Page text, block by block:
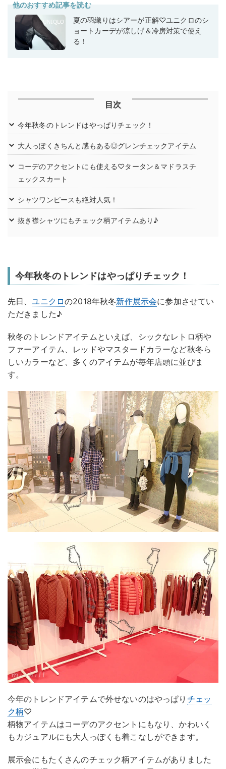
他のおすすめ記事を読む
夏の羽織りはシアーが正解♡ユニクロのシ
ョートカーデが涼しげ＆冷房対策で使え
る！
目次
今年秋冬のトレンドはやっぱりチェック！
大人っぽくきちんと感もある◎グレンチェックアイテム
コーデのアクセントにも使える♡タータン＆マドラスチ
ェックスカート
シャツワンピースも絶対人気！
抜き襟シャツにもチェック柄アイテムあり♪
今年秋冬のトレンドはやっぱりチェック！
先日、ユニクロの2018年秋冬新作展示会に参加させてい
ただきました♪
秋冬のトレンドアイテムといえば、シックなレトロ柄や
ファーアイテム、レッドやマスタードカラーなど秋冬ら
しいカラーなど、多くのアイテムが毎年店頭に並びま
す。
今年のトレンドアイテムで外せないのはやっぱり チェッ
ク柄♡
柄物アイテムはコーデのアクセントにもなり、かわいく
もカジュアルにも大人っぽくも着こなしができます。
展示会にもたくさんのチェック柄アイテムがありました